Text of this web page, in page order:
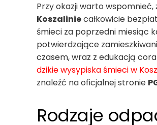
Przy okazji warto
Koszaliniecałkowicie
śmieci za poprzedni miesiąc
potwierdzające
czasem, wraz z edukacją
dzikie wysypiska śmieci w
znaleźć na oficjalnej stronie
Rodzaje